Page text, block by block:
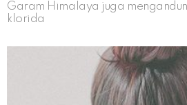
Garam Himalaya juga
klorida